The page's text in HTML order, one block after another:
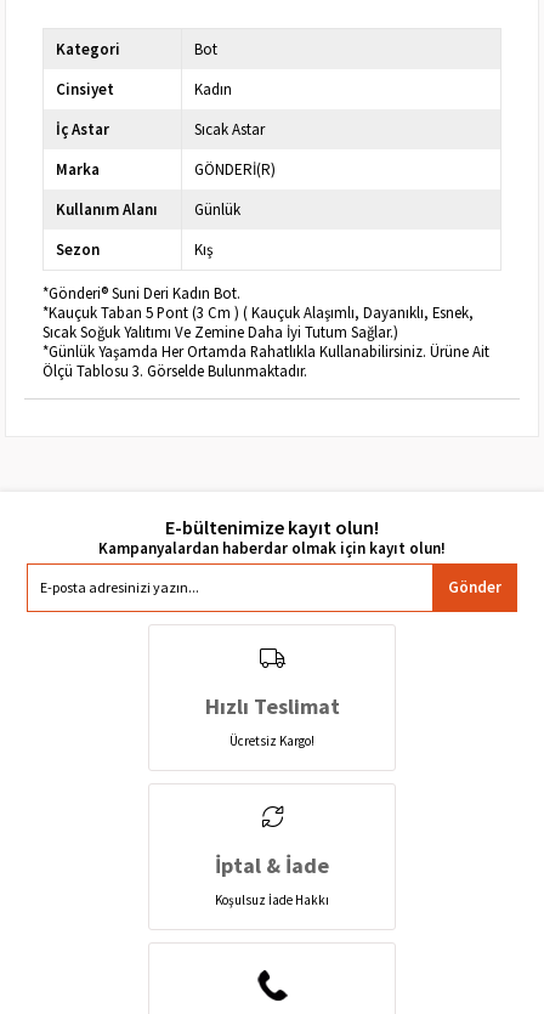
Kategori
Bot
Cinsiyet
Kadın
İç Astar
Sıcak Astar
Marka
GÖNDERİ(R)
Kullanım Alanı
Günlük
Sezon
Kış
*Gönderi® Suni Deri Kadın Bot.
*Kauçuk Taban 5 Pont (3 Cm ) ( Kauçuk Alaşımlı, Dayanıklı, Esnek,
Sıcak Soğuk Yalıtımı Ve Zemine Daha İyi Tutum Sağlar.)
*Günlük Yaşamda Her Ortamda Rahatlıkla Kullanabilirsiniz. Ürüne Ait
Ölçü Tablosu 3. Görselde Bulunmaktadır.
E-bültenimize kayıt olun!
Gönder
Hızlı Teslimat
Ücretsiz Kargo!
İptal & İade
Koşulsuz İade Hakkı